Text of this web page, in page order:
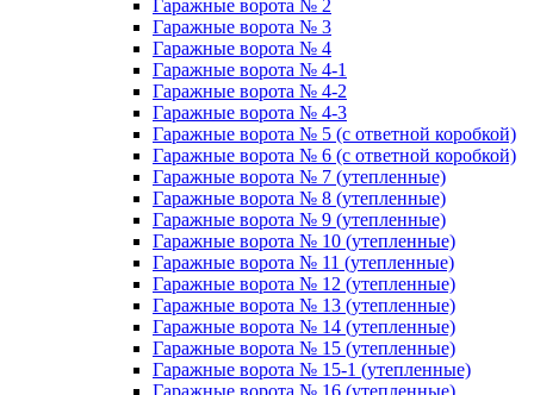
Гаражные ворота № 2
Гаражные ворота № 3
Гаражные ворота № 4
Гаражные ворота № 4-1
Гаражные ворота № 4-2
Гаражные ворота № 4-3
Гаражные ворота № 5 (с ответной коробкой)
Гаражные ворота № 6 (с ответной коробкой)
Гаражные ворота № 7 (утепленные)
Гаражные ворота № 8 (утепленные)
Гаражные ворота № 9 (утепленные)
Гаражные ворота № 10 (утепленные)
Гаражные ворота № 11 (утепленные)
Гаражные ворота № 12 (утепленные)
Гаражные ворота № 13 (утепленные)
Гаражные ворота № 14 (утепленные)
Гаражные ворота № 15 (утепленные)
Гаражные ворота № 15-1 (утепленные)
Гаражные ворота № 16 (утепленные)